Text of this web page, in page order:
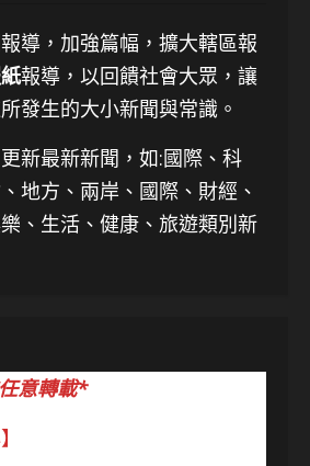
導，加強篇幅，擴大轄區報
報導，以回饋社會大眾，讓
發生的大小新聞與常識。
新最新新聞 ，如:國際、科
地方、兩岸、國際、財經、
、生活、健康、旅遊類別新
意轉載*